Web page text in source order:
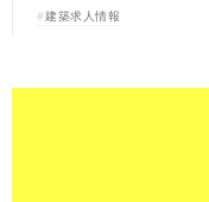
建築求人情報